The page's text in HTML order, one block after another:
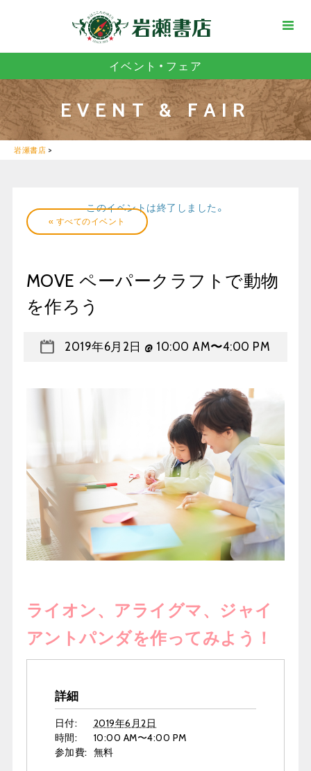
イベント・フェア
EVENT & FAIR
岩瀬書店 >
« すべてのイベント
このイベントは終了しました。
MOVE ペーパークラフトで動物
を作ろう
2019年6月2日 @ 10:00 AM〜4:00 PM
ライオン、アライグマ、ジャイ
アントパンダを作ってみよう！
詳細
日付:
2019年6月2日
時間:
10:00 AM〜4:00 PM
参加費: 無料